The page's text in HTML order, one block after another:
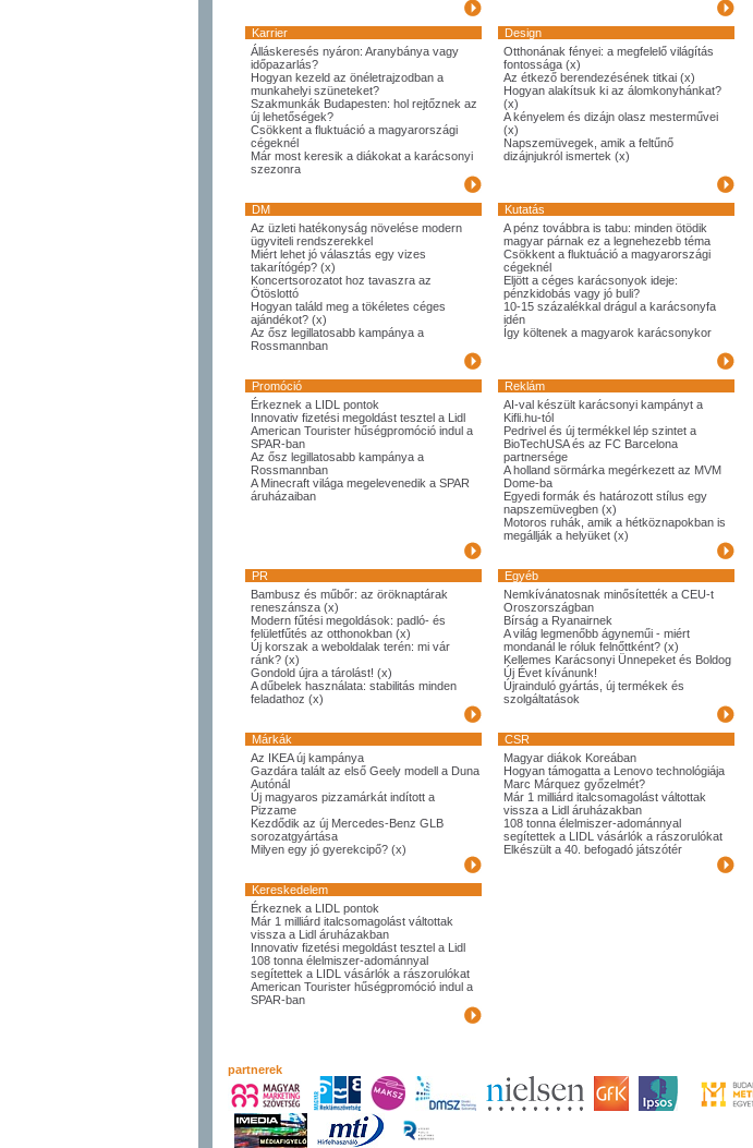
Karrier
Design
Álláskeresés nyáron: Aranybánya vagy
időpazarlás?
Hogyan kezeld az önéletrajzodban a
munkahelyi szüneteket?
Szakmunkák Budapesten: hol rejtőznek az
új lehetőségek?
Csökkent a fluktuáció a magyarországi
cégeknél
Már most keresik a diákokat a karácsonyi
szezonra
Otthonának fényei: a megfelelő világítás
fontossága (x)
Az étkező berendezésének titkai (x)
Hogyan alakítsuk ki az álomkonyhánkat?
(x)
A kényelem és dizájn olasz mesterművei
(x)
Napszemüvegek, amik a feltűnő
dizájnjukról ismertek (x)
DM
Kutatás
Az üzleti hatékonyság növelése modern
ügyviteli rendszerekkel
Miért lehet jó választás egy vizes
takarítógép? (x)
Koncertsorozatot hoz tavaszra az
Ötöslottó
Hogyan találd meg a tökéletes céges
ajándékot? (x)
Az ősz legillatosabb kampánya a
Rossmannban
A pénz továbbra is tabu: minden ötödik
magyar párnak ez a legnehezebb téma
Csökkent a fluktuáció a magyarországi
cégeknél
Eljött a céges karácsonyok ideje:
pénzkidobás vagy jó buli?
10-15 százalékkal drágul a karácsonyfa
idén
Így költenek a magyarok karácsonykor
Promóció
Reklám
Érkeznek a LIDL pontok
Innovativ fizetési megoldást tesztel a Lidl
American Tourister hűségpromóció indul a
SPAR-ban
Az ősz legillatosabb kampánya a
Rossmannban
A Minecraft világa megelevenedik a SPAR
áruházaiban
AI-val készült karácsonyi kampányt a
Kifli.hu-tól
Pedrivel és új termékkel lép szintet a
BioTechUSA és az FC Barcelona
partnersége
A holland sörmárka megérkezett az MVM
Dome-ba
Egyedi formák és határozott stílus egy
napszemüvegben (x)
Motoros ruhák, amik a hétköznapokban is
megállják a helyüket (x)
PR
Egyéb
Bambusz és műbőr: az öröknaptárak
reneszánsza (x)
Modern fűtési megoldások: padló- és
felületfűtés az otthonokban (x)
Új korszak a weboldalak terén: mi vár
ránk? (x)
Gondold újra a tárolást! (x)
A dűbelek használata: stabilitás minden
feladathoz (x)
Nemkívánatosnak minősítették a CEU-t
Oroszországban
Bírság a Ryanairnek
A világ legmenőbb ágyneműi - miért
mondanál le róluk felnőttként? (x)
Kellemes Karácsonyi Ünnepeket és Boldog
Új Évet kívánunk!
Újrainduló gyártás, új termékek és
szolgáltatások
Márkák
CSR
Az IKEA új kampánya
Gazdára talált az első Geely modell a Duna
Autónál
Új magyaros pizzamárkát indított a
Pizzame
Kezdődik az új Mercedes-Benz GLB
sorozatgyártása
Milyen egy jó gyerekcipő? (x)
Magyar diákok Koreában
Hogyan támogatta a Lenovo technológiája
Marc Márquez győzelmét?
Már 1 milliárd italcsomagolást váltottak
vissza a Lidl áruházakban
108 tonna élelmiszer-adománnyal
segítettek a LIDL vásárlók a rászorulókat
Elkészült a 40. befogadó játszótér
Kereskedelem
Érkeznek a LIDL pontok
Már 1 milliárd italcsomagolást váltottak
vissza a Lidl áruházakban
Innovativ fizetési megoldást tesztel a Lidl
108 tonna élelmiszer-adománnyal
segítettek a LIDL vásárlók a rászorulókat
American Tourister hűségpromóció indul a
SPAR-ban
partnerek